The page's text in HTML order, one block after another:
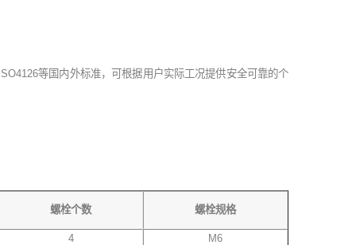
等国内外标准，可根据用户实际工况提供安全可靠的个
螺栓个数 螺栓规格
4
M6